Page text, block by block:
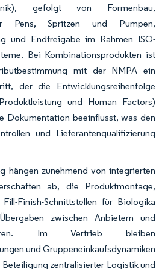
gefolgt von Formenbau,
Pens, Spritzen und Pumpen,
und Endfreigabe im Rahmen ISO-
Bei Kombinationsprodukten ist
mit der NMPA ein
der die Entwicklungsreihenfolge
und Human Factors)
Dokumentation beeinflusst, was den
und Lieferantenqualifizierung
hängen zunehmend von integrierten
ab, die Produktmontage,
Finish-Schnittstellen für Biologika
zwischen Anbietern und
Im Vertrieb bleiben
und Gruppeneinkaufsdynamiken
zentralisierter Logistik und